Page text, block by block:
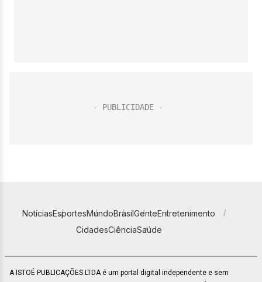
NotíciasEsportesMundoBrasilGenteEntretenimento
CidadesCiênciaSaúde
A ISTOÉ PUBLICAÇÕES LTDA é um portal digital independente e sem